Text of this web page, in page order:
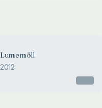
Lumemöll
2012